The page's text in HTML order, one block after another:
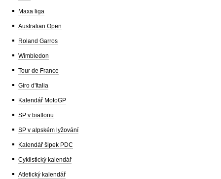
Maxa liga
Australian Open
Roland Garros
Wimbledon
Tour de France
Giro d'Italia
Kalendář MotoGP
SP v biatlonu
SP v alpském lyžování
Kalendář šipek PDC
Cyklistický kalendář
Atletický kalendář